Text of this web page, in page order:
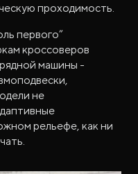
проходимость.
первого”
кроссоверов
машины -
не
рельефе, как ни